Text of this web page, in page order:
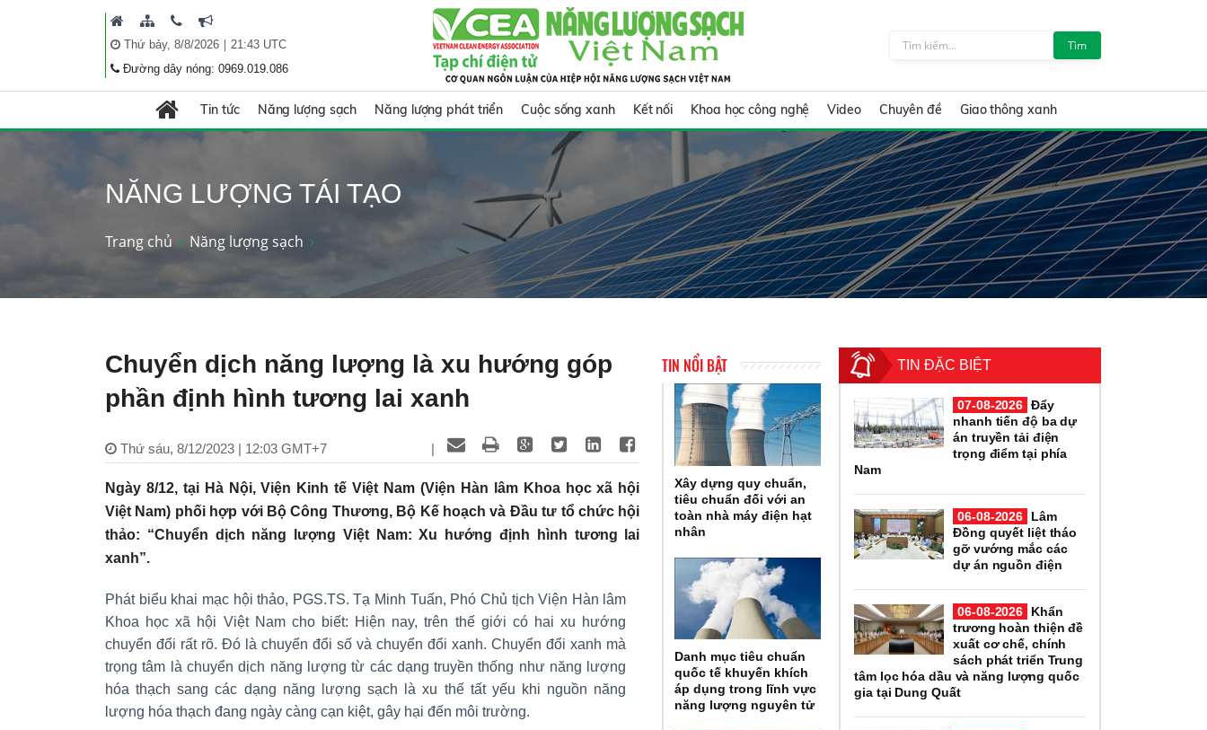
Thứ bảy, 8/8/2026| 21:43 UTC
Đường dây nóng: 0969.019.086
Tìm
Tin tức Năng lượng sạch Năng lượng phát triển Cuộc sống xanh Kết nối Khoa học công nghệ Video Chuyên đề Giao thông xanh
NĂNG LƯỢNG TÁI TẠO
Trang chủ Năng lượng sạch
Chuyển dịch năng lượng là xu hướng góp
phần định hình tương lai xanh
Thứ sáu, 8/12/2023 | 12:03 GMT+7 |
Ngày 8/12, tại Hà Nội, Viện Kinh tế Việt Nam (Viện Hàn lâm Khoa học xã hội
Việt Nam) phối hợp với Bộ Công Thương, Bộ Kế hoạch và Đầu tư tổ chức hội
thảo: “Chuyển dịch năng lượng Việt Nam: Xu hướng định hình tương lai
xanh”.
Phát biểu khai mạc hội thảo, PGS.TS. Tạ Minh Tuấn, Phó Chủ tịch Viện Hàn lâm
Khoa học xã hội Việt Nam cho biết: Hiện nay, trên thế giới có hai xu hướng
chuyển đổi rất rõ. Đó là chuyển đổi số và chuyển đổi xanh. Chuyển đổi xanh mà
trọng tâm là chuyển dịch năng lượng từ các dạng truyền thống như năng lượng
hóa thạch sang các dạng năng lượng sạch là xu thế tất yếu khi nguồn năng
lượng hóa thạch đang ngày càng cạn kiệt, gây hại đến môi trường.
TIN NỔI BẬT
Xây dựng quy chuẩn,
tiêu chuẩn đối với an
toàn nhà máy điện hạt
nhân
Danh mục tiêu chuẩn
quốc tế khuyến khích
áp dụng trong lĩnh vực
năng lượng nguyên tử
TIN ĐẶC BIỆT
07-08-2026 Đẩy
nhanh tiến độ ba dự
án truyền tải điện
trọng điểm tại phía
Nam
06-08-2026
Lâm
Đồng quyết liệt tháo
gỡ vướng mắc các
dự án nguồn điện
06-08-2026
Khẩn
trương hoàn thiện đề
xuất cơ chế, chính
sách phát triển Trung
tâm lọc hóa dầu và năng lượng quốc
gia tại Dung Quất